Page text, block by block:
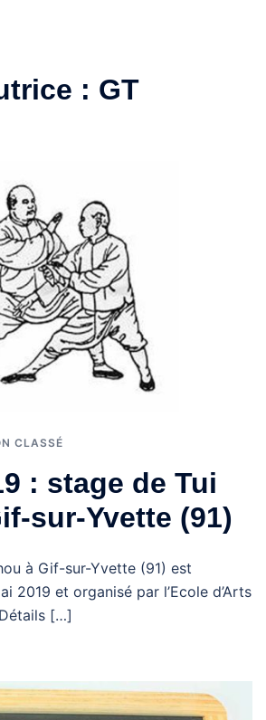
: GT
CLASSÉ
: stage de Tui
sur-Yvette (91)
à Gif-sur-Yvette (91) est
2019 et organisé par l’Ecole d’Arts
[…]